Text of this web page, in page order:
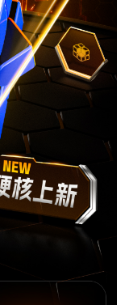
356 i carry
GAN 移动充
电盒
GAN15 黑核
GAN460 M
GAN251 M
pro
GAN 14
GAN 镜面
花木蓝
GAN330 X
山河社稷图
游澜
MG3 UT魔方
MG 标准三阶
MG魔尺小花